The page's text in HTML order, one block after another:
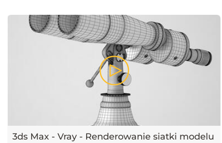
3ds Max - Vray - Renderowanie siatki modelu